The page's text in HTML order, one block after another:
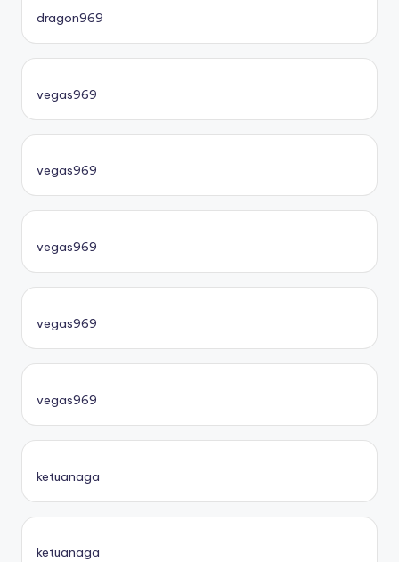
dragon969
vegas969
vegas969
vegas969
vegas969
vegas969
ketuanaga
ketuanaga